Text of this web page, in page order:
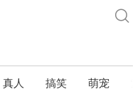
真人 搞笑 萌宠